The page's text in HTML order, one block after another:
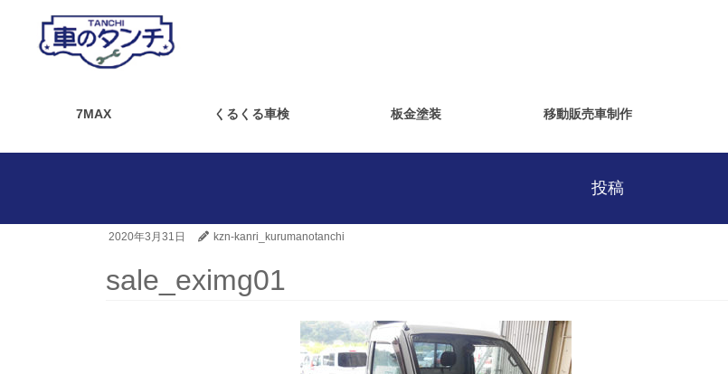
7MAX くるくる車検 板金塗装 移動販売車制作
投稿
2020年3月31日 kzn-kanri_kurumanotanchi
sale_eximg01